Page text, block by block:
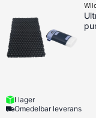
I lager
Omedelbar leverans